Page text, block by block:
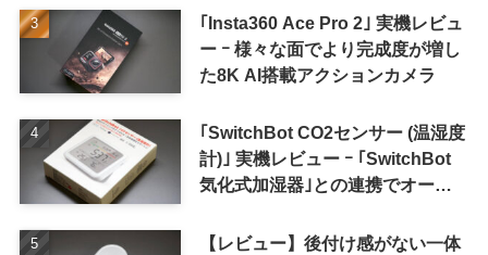
｢Insta360 Ace Pro 2｣ 実機レビュ
ー ｰ 様々な面でより完成度が増し
た8K AI搭載アクションカメラ
｢SwitchBot CO2センサー (温湿度
計)｣ 実機レビュー ｰ ｢SwitchBot
気化式加湿器｣との連携でオート
【レビュー】後付け感がない一体